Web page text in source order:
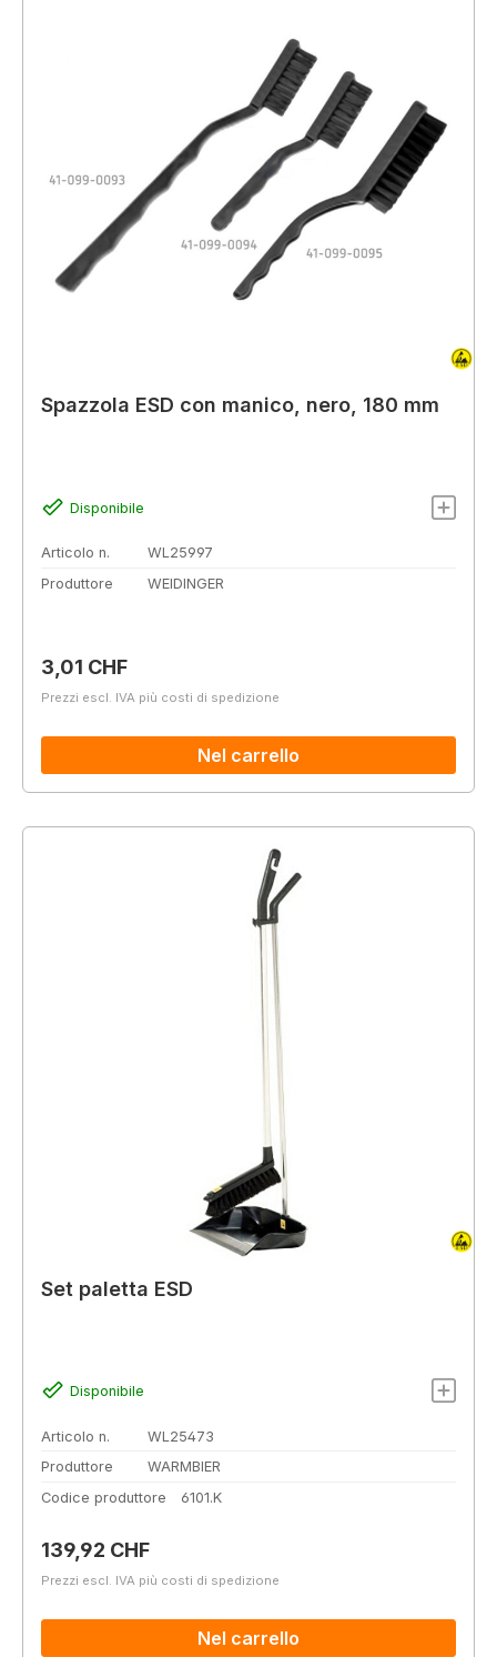
Spazzola ESD con manico, nero, 180 mm
Disponibile
Articolo n.
WL25997
Produttore
WEIDINGER
Prezzo normale:
3,01 CHF
Prezzi escl. IVA più costi di spedizione
Nel carrello
Set paletta ESD
Disponibile
Articolo n.
WL25473
Produttore
WARMBIER
Codice produttore
6101.K
Prezzo normale:
139,92 CHF
Prezzi escl. IVA più costi di spedizione
Nel carrello